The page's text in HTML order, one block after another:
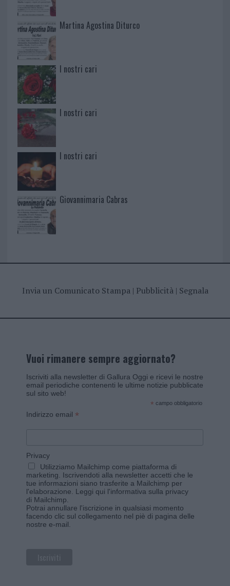
Martina Agostina Diturco
I nostri cari
I nostri cari
I nostri cari
Giovannimaria Cabras
Invia un Comunicato Stampa| Pubblicità| Segnala
Vuoi rimanere sempre aggiornato?
Iscriviti alla newsletter di Gallura Oggi e ricevi le nostre
email periodiche contenenti le ultime notizie pubblicate
sul sito web!
* campo obbligatorio
Indirizzo email *
Privacy
Utilizziamo Mailchimp come piattaforma di
marketing. Iscrivendoti alla newsletter accetti che le
tue informazioni siano trasferite a Mailchimp per
l'elaborazione. Leggi qui l'informativa sulla privacy
di Mailchimp
Potrai annullare l'iscrizione in qualsiasi momento
facendo clic sul collegamento nel piè di pagina delle
nostre e-mail.